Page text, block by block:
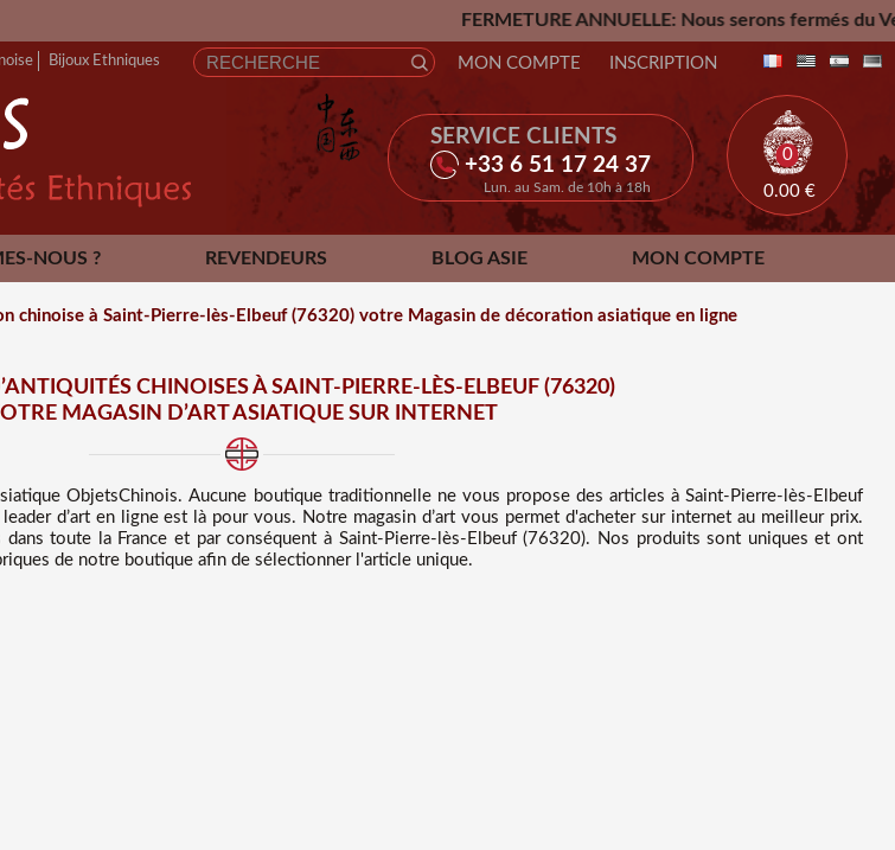
FERMETURE ANNUELLE: Nous serons fermés du Vendredi 24 Juillet
Bijoux Ethniques
SERVICE CLIENTS
+33 6 51 17 24 37
Lun. au Sam. de 10h à 18h
MON COMPTE INSCRIPTION
0
0.00 €
NOUS ? REVENDEURS BLOG ASIE MON COMPTE
CONTACT
chinoise à Saint-Pierre-lès-Elbeuf (76320) votre Magasin de décoration asiatique en ligne
CHINOISES À SAINT-PIERRE-LÈS-ELBEUF (76320)
MAGASIN D’ART ASIATIQUE SUR INTERNET
ObjetsChinois. Aucune boutique traditionnelle ne vous propose des articles à Saint-Pierre-lès-Elbeuf
d’art en ligne est là pour vous. Notre magasin d’art vous permet d'acheter sur internet au meilleur prix.
toute la France et par conséquent à Saint-Pierre-lès-Elbeuf (76320). Nos produits sont uniques et ont
de notre boutique afin de sélectionner l'article unique.